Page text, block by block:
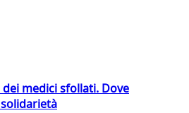
medici sfollati. Dove